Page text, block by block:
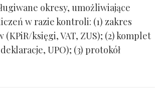
okresy, umożliwiające
w razie kontroli: (1) zakres
księgi, VAT, ZUS); (2) komplet
UPO); (3) protokół